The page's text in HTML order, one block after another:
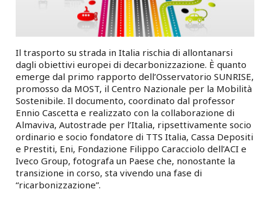
Il trasporto su strada in Italia rischia di allontanarsi
dagli obiettivi europei di decarbonizzazione. È quanto
emerge dal primo rapporto dell’Osservatorio SUNRISE,
promosso da MOST, il Centro Nazionale per la Mobilità
Sostenibile. Il documento, coordinato dal professor
Ennio Cascetta e realizzato con la collaborazione di
Almaviva, Autostrade per l’Italia, ripsettivamente socio
ordinario e socio fondatore di TTS Italia, Cassa Depositi
e Prestiti, Eni, Fondazione Filippo Caracciolo dell’ACI e
Iveco Group, fotografa un Paese che, nonostante la
transizione in corso, sta vivendo una fase di
“ricarbonizzazione”.